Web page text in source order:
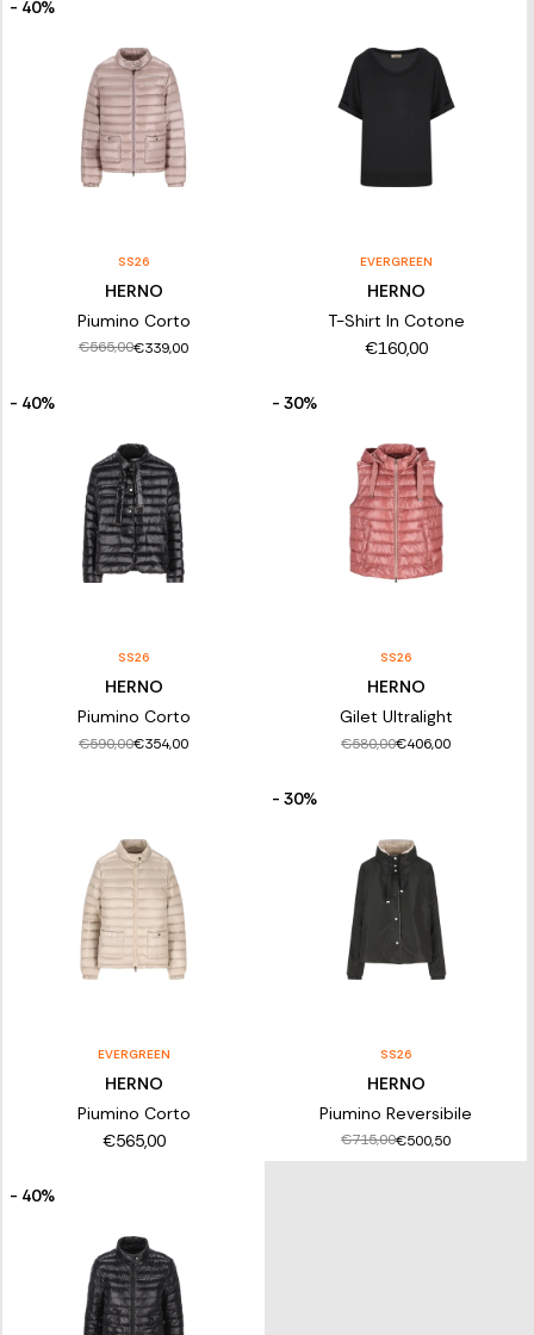
- 40%
SS26
HERNO
Piumino Corto
€565,00€339,00
EVERGREEN
HERNO
T-Shirt In Cotone
€160,00
- 40%
SS26
HERNO
Piumino Corto
€590,00€354,00
- 30%
SS26
HERNO
Gilet Ultralight
€580,00€406,00
EVERGREEN
HERNO
Piumino Corto
€565,00
- 30%
SS26
HERNO
Piumino Reversibile
€715,00€500,50
- 40%